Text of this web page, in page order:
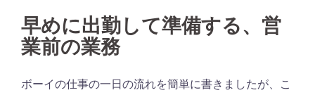
早めに出勤して準備する、営
業前の業務
ボーイの仕事の一日の流れを簡単に書きましたが、こ